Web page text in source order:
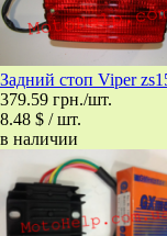
Задний стоп Viper
379.59 грн./шт.
8.48 $ / шт.
в наличии